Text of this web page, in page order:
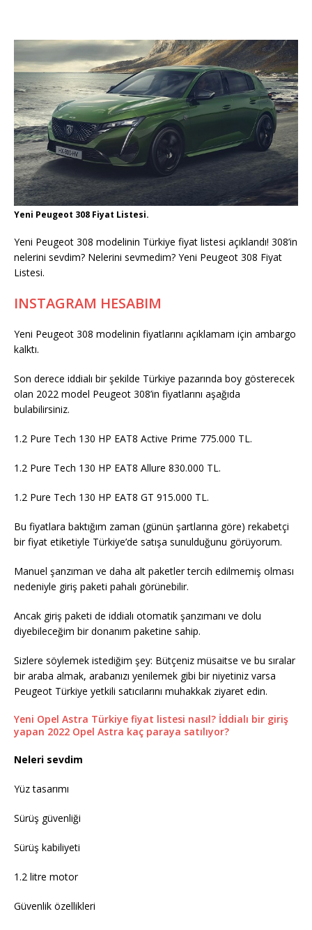
Yeni Peugeot 308 Fiyat Listesi.
Yeni Peugeot 308 modelinin Türkiye fiyat listesi açıklandı! 308’in
nelerini sevdim? Nelerini sevmedim? Yeni Peugeot 308 Fiyat
Listesi.
INSTAGRAM HESABIM
Yeni Peugeot 308 modelinin fiyatlarını açıklamam için ambargo
kalktı.
Son derece iddialı bir şekilde Türkiye pazarında boy gösterecek
olan 2022 model Peugeot 308’in fiyatlarını aşağıda
bulabilirsiniz.
1.2 Pure Tech 130 HP EAT8 Active Prime 775.000 TL.
1.2 Pure Tech 130 HP EAT8 Allure 830.000 TL.
1.2 Pure Tech 130 HP EAT8 GT 915.000 TL.
Bu fiyatlara baktığım zaman (günün şartlarına göre) rekabetçi
bir fiyat etiketiyle Türkiye’de satışa sunulduğunu görüyorum.
Manuel şanzıman ve daha alt paketler tercih edilmemiş olması
nedeniyle giriş paketi pahalı görünebilir.
Ancak giriş paketi de iddialı otomatik şanzımanı ve dolu
diyebileceğim bir donanım paketine sahip.
Sizlere söylemek istediğim şey: Bütçeniz müsaitse ve bu sıralar
bir araba almak, arabanızı yenilemek gibi bir niyetiniz varsa
Peugeot Türkiye yetkili satıcılarını muhakkak ziyaret edin.
Yeni Opel Astra Türkiye fiyat listesi nasıl? İddialı bir giriş
yapan 2022 Opel Astra kaç paraya satılıyor?
Neleri sevdim
Yüz tasarımı
Sürüş güvenliği
Sürüş kabiliyeti
1.2 litre motor
Güvenlik özellikleri